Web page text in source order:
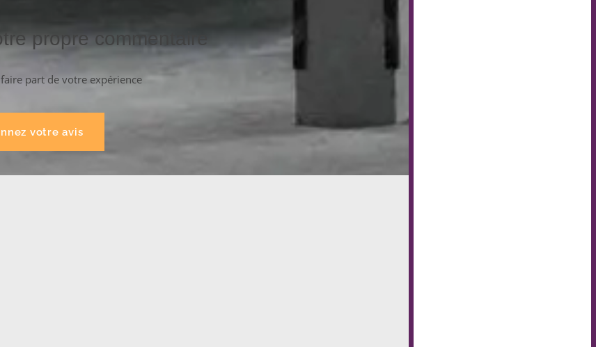
propre commentaire
part de votre expérience
votre avis